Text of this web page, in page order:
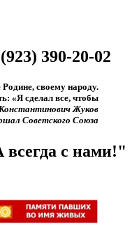
390-20-02
своему народу.
«Я сделал все, чтобы
Жуков
Советского Союза
с нами!"